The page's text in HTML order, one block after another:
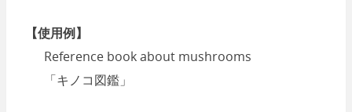
【使用例】
Reference book about mushrooms
「キノコ図鑑」